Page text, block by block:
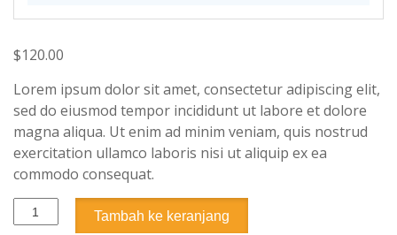
$120.00
Lorem ipsum dolor sit amet, consectetur adipiscing elit,
sed do eiusmod tempor incididunt ut labore et dolore
magna aliqua. Ut enim ad minim veniam, quis nostrud
exercitation ullamco laboris nisi ut aliquip ex ea
commodo consequat.
Kuantitas
New
Tambah ke keranjang